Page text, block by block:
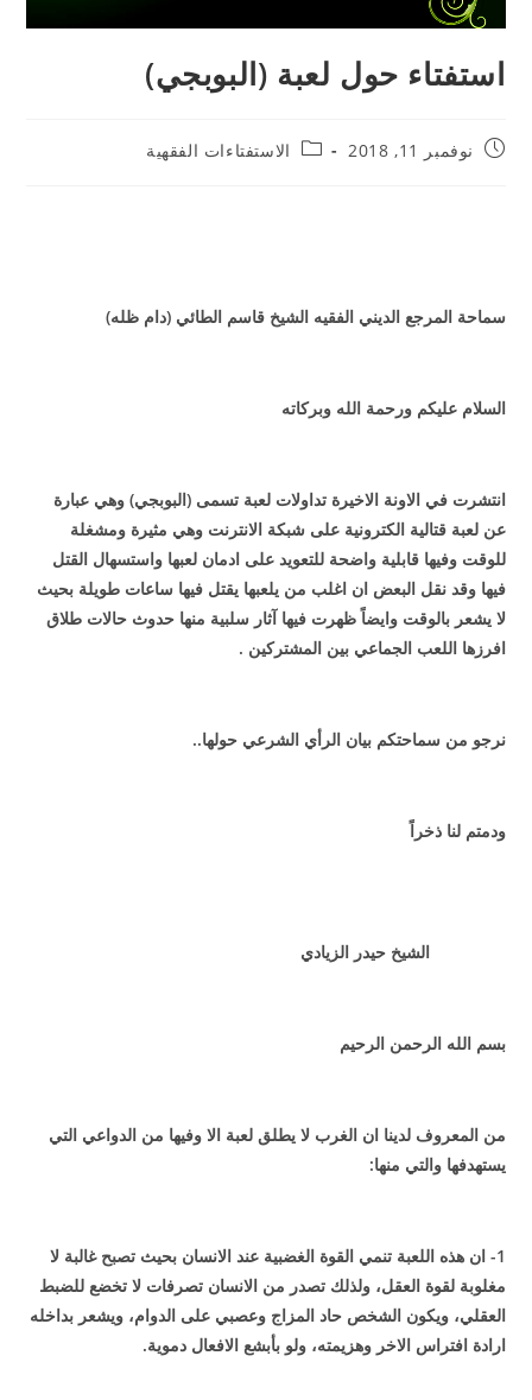
استفتاء حول لعبة (البوبجي)
نوفمبر 11, 2018 الاستفتاءات الفقهية
سماحة المرجع الديني الفقيه الشيخ قاسم الطائي (دام ظله)
السلام عليكم ورحمة الله وبركاته
انتشرت في الاونة الاخيرة تداولات لعبة تسمى (البوبجي) وهي عبارة
عن لعبة قتالية الكترونية على شبكة الانترنت وهي مثيرة ومشغلة
للوقت وفيها قابلية واضحة للتعويد على ادمان لعبها واستسهال القتل
فيها وقد نقل البعض ان اغلب من يلعبها يقتل فيها ساعات طويلة بحيث
لا يشعر بالوقت وايضاً ظهرت فيها آثار سلبية منها حدوث حالات طلاق
افرزها اللعب الجماعي بين المشتركين .
نرجو من سماحتكم بيان الرأي الشرعي حولها..
ودمتم لنا ذخراً
الشيخ حيدر الزيادي
بسم الله الرحمن الرحيم
من المعروف لدينا ان الغرب لا يطلق لعبة الا وفيها من الدواعي التي
يستهدفها والتي منها:
1- ان هذه اللعبة تنمي القوة الغضبية عند الانسان بحيث تصبح غالبة لا
مغلوبة لقوة العقل، ولذلك تصدر من الانسان تصرفات لا تخضع للضبط
العقلي، ويكون الشخص حاد المزاج وعصبي على الدوام، ويشعر بداخله
ارادة افتراس الاخر وهزيمته، ولو بأبشع الافعال دموية.